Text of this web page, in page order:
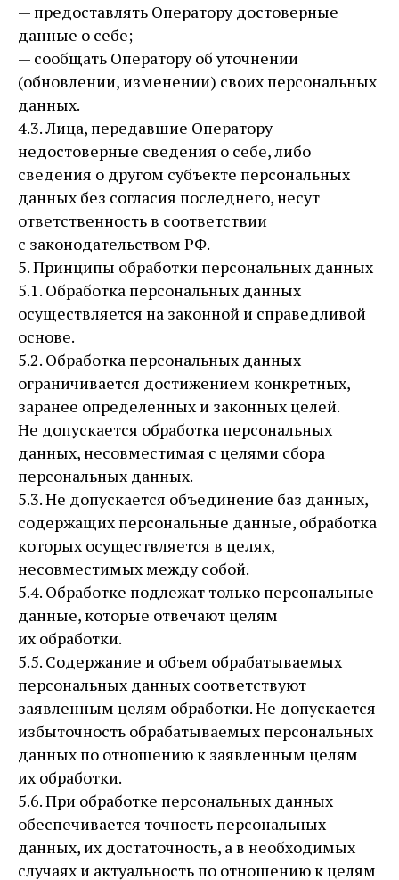
— предоставлять Оператору достоверные
данные о себе;
— сообщать Оператору об уточнении
(обновлении, изменении) своих персональных
данных.
4.3. Лица, передавшие Оператору
недостоверные сведения о себе, либо
сведения о другом субъекте персональных
данных без согласия последнего, несут
ответственность в соответствии
с законодательством РФ.
5. Принципы обработки персональных данных
5.1. Обработка персональных данных
осуществляется на законной и справедливой
основе.
5.2. Обработка персональных данных
ограничивается достижением конкретных,
заранее определенных и законных целей.
Не допускается обработка персональных
данных, несовместимая с целями сбора
персональных данных.
5.3. Не допускается объединение баз данных,
содержащих персональные данные, обработка
которых осуществляется в целях,
несовместимых между собой.
5.4. Обработке подлежат только персональные
данные, которые отвечают целям
их обработки.
5.5. Содержание и объем обрабатываемых
персональных данных соответствуют
заявленным целям обработки. Не допускается
избыточность обрабатываемых персональных
данных по отношению к заявленным целям
их обработки.
5.6. При обработке персональных данных
обеспечивается точность персональных
данных, их достаточность, а в необходимых
случаях и актуальность по отношению к целям